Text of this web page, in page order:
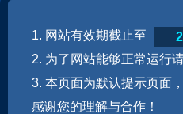
1. 网站有效期截止至
2. 为了网站能够正常运行
3. 本页面为默认提示页面
感谢您的理解与合作！